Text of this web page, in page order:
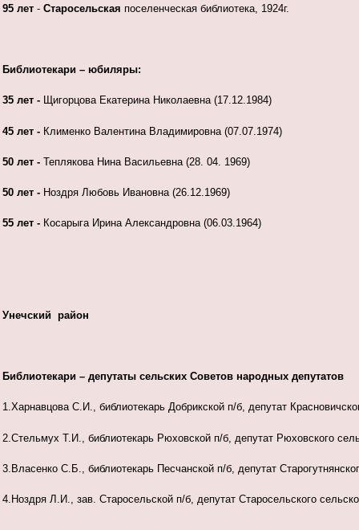
95 лет - Старосельская поселенческая библиотека, 1924г.
Библиотекари – юбиляры:
35 лет - Щигорцова Екатерина Николаевна (17.12.1984)
45 лет - Клименко Валентина Владимировна (07.07.1974)
50 лет - Теплякова Нина Васильевна (28. 04. 1969)
50 лет - Ноздря Любовь Ивановна (26.12.1969)
55 лет - Косарыга Ирина Александровна (06.03.1964)
Унечский район
Библиотекари – депутаты сельских Советов народных депутатов
1.Харнавцова С.И., библиотекарь Добрикской п/б, депутат
2.Стельмух Т.И., библиотекарь Рюховской п/б, депутат Рюховского
3.Власенко С.Б., библиотекарь Песчанской п/б, депутат
4.Ноздря Л.И., зав. Старосельской п/б, депутат Старосельского